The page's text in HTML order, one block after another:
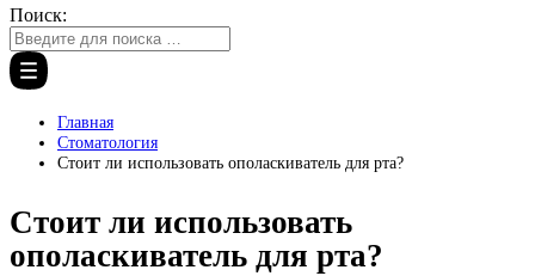
Поиск:
Главная
Стоматология
Стоит ли использовать ополаскиватель для рта?
Стоит ли использовать
ополаскиватель для рта?